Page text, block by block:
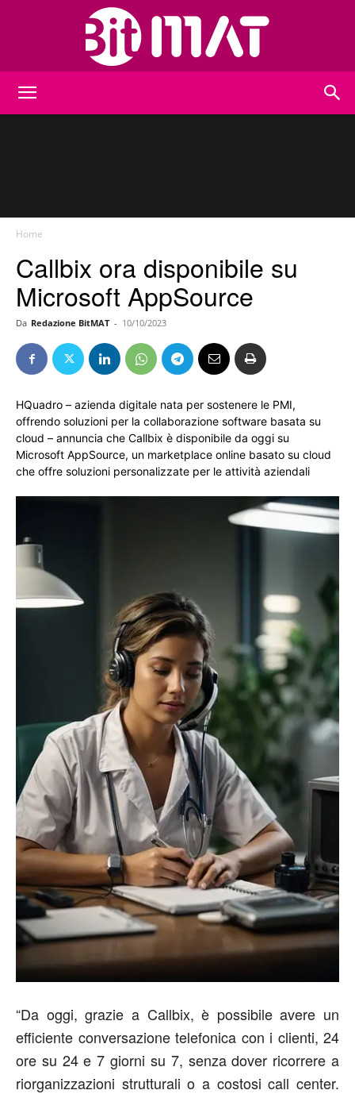
Home
Callbix ora disponibile su
Microsoft AppSource
Da Redazione BitMAT - 10/10/2023
HQuadro – azienda digitale nata per sostenere le PMI,
offrendo soluzioni per la collaborazione software basata su
cloud – annuncia che Callbix è disponibile da oggi su
Microsoft AppSource, un marketplace online basato su cloud
che offre soluzioni personalizzate per le attività aziendali
“Da oggi, grazie a Callbix, è possibile avere un
efficiente conversazione telefonica con i clienti, 24
ore su 24 e 7 giorni su 7, senza dover ricorrere a
riorganizzazioni strutturali o a costosi call center.